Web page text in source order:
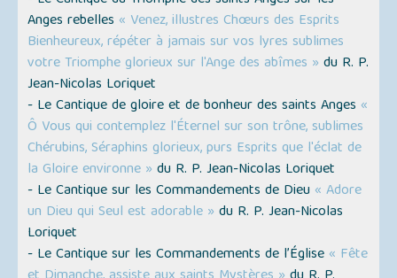
Anges rebelles « Venez, illustres Chœurs des Esprits
Bienheureux, répéter à jamais sur vos lyres sublimes
votre Triomphe glorieux sur l'Ange des abîmes » du R. P.
Jean-Nicolas Loriquet
- Le Cantique de gloire et de bonheur des saints Anges «
Ô Vous qui contemplez l'Éternel sur son trône, sublimes
Chérubins, Séraphins glorieux, purs Esprits que l'éclat de
la Gloire environne » du R. P. Jean-Nicolas Loriquet
- Le Cantique sur les Commandements de Dieu « Adore
un Dieu qui Seul est adorable » du R. P. Jean-Nicolas
Loriquet
- Le Cantique sur les Commandements de l’Église « Fête